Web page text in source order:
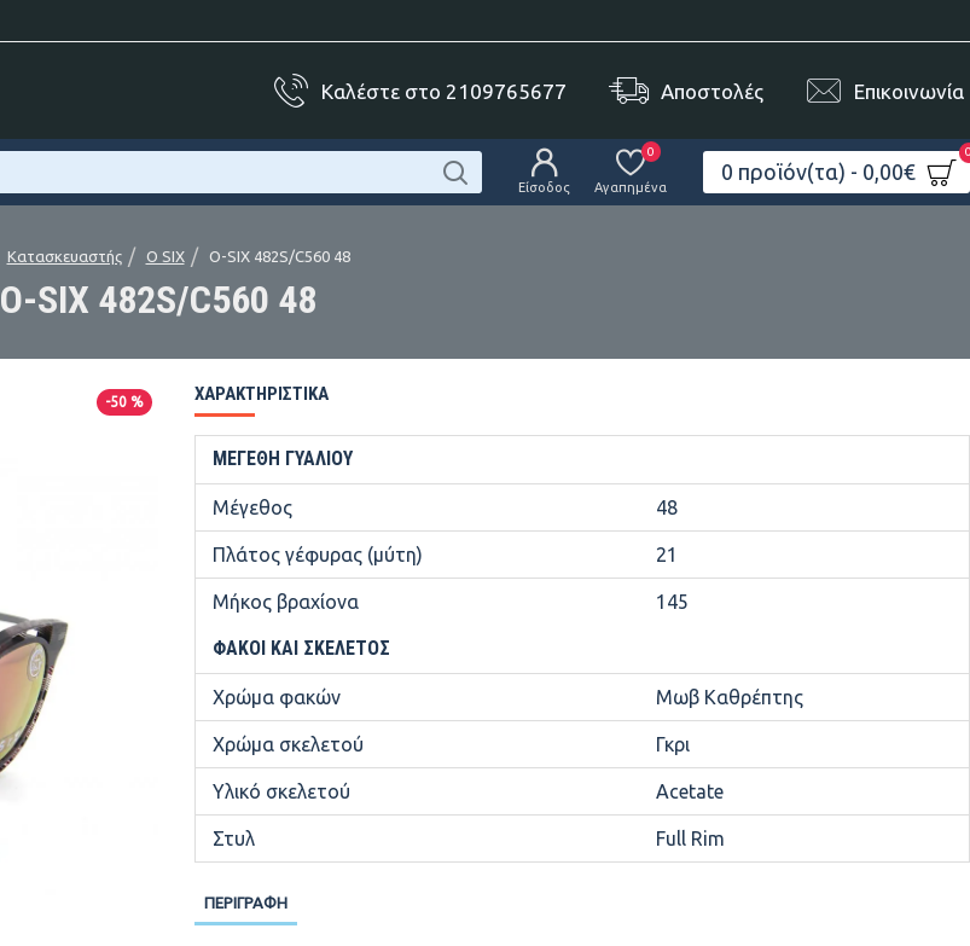
Καλέστε στο 2109765677 Αποστολές Επικοινωνία
Είσοδος Αγαπημένα
0
0 προϊόν(τα) - 0,00€
Κατασκευαστής O SIX O-SIX 482S/C560 48
O-SIX 482S/C560 48
-50 % ΧΑΡΑΚΤΗΡΙΣΤΙΚΆ
ΜΕΓΈΘΗ ΓΥΑΛΙΟΎ
Μέγεθος 48
Πλάτος γέφυρας (μύτη) 21
Μήκος βραχίονα 145
ΦΑΚΟΊ ΚΑΙ ΣΚΕΛΕΤΌΣ
Χρώμα φακών Μωβ Καθρέπτης
Χρώμα σκελετού Γκρι
Υλικό σκελετού Acetate
Στυλ Full Rim
ΠΕΡΙΓΡΑΦΉ